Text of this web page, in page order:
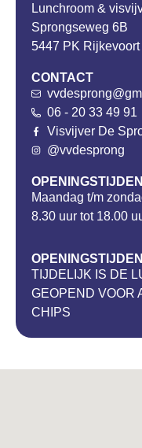
Lunchroom &
Sprongseweg 6B
5447 PK Rijkevoort
CONTACT
06 - 20 33 49 91
Visvijver De
@vvdesprong
Maandag t/m
8.30 uur tot 18.00
TIJDELIJK IS DE
GEOPEND VOOR
CHIPS